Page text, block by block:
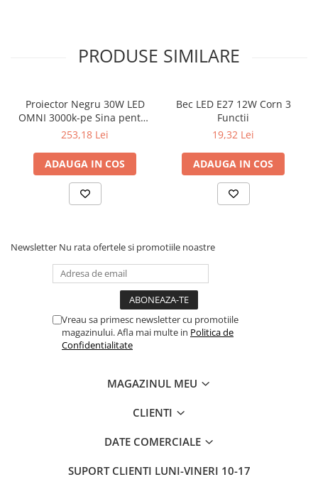
PRODUSE SIMILARE
Proiector Negru 30W LED
OMNI 3000k-pe Sina pentru
Display Magazin
253,18 Lei
ADAUGA IN COS
Bec LED E27 12W Corn 3
Functii
19,32 Lei
ADAUGA IN COS
Newsletter Nu rata ofertele si promotiile noastre
Vreau sa primesc newsletter cu promotiile
magazinului. Afla mai multe in Politica de
Confidentialitate
MAGAZINUL MEU
CLIENTI
DATE COMERCIALE
SUPORT CLIENTI LUNI-VINERI 10-17